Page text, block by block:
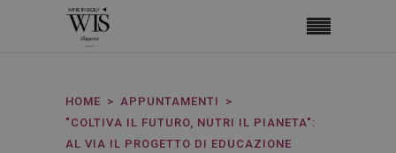
HOME
APPUNTAMENTI
"COLTIVA IL FUTURO, NUTRI IL PIANETA":
AL VIA IL PROGETTO DI EDUCAZIONE